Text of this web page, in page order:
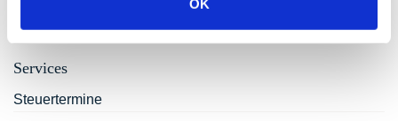
OK
Services
Steuertermine